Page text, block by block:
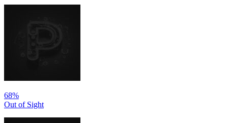
68%
Out of Sight